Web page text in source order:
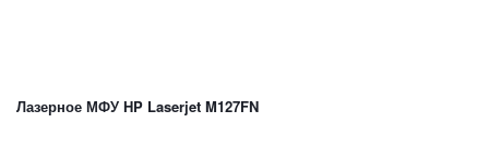
Лазерное МФУ HP Laserjet M127FN